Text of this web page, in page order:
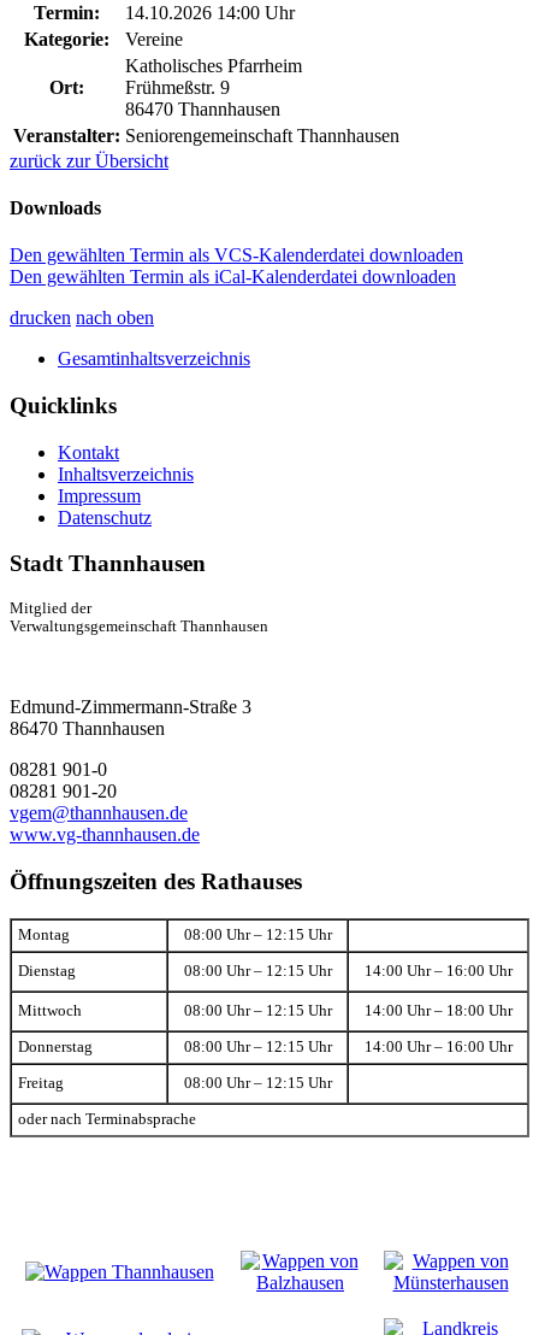
Termin:
14.10.2026 14:00 Uhr
Kategorie:
Vereine
Ort:
Katholisches Pfarrheim
Frühmeßstr. 9
86470 Thannhausen
Veranstalter: Seniorengemeinschaft Thannhausen
zurück zur Übersicht
Downloads
Den gewählten Termin als VCS-Kalenderdatei downloaden
Den gewählten Termin als iCal-Kalenderdatei downloaden
drucken nach oben
Gesamtinhaltsverzeichnis
Quicklinks
Kontakt
Inhaltsverzeichnis
Impressum
Datenschutz
Stadt Thannhausen
Mitglied der
Verwaltungsgemeinschaft Thannhausen
Edmund-Zimmermann-Straße 3
86470 Thannhausen
08281 901-0
08281 901-20
vgem@thannhausen.de
www.vg-thannhausen.de
Öffnungszeiten des Rathauses
Montag 08:00 Uhr – 12:15 Uhr
Dienstag 08:00 Uhr – 12:15 Uhr 14:00 Uhr – 16:00 Uhr
Mittwoch 08:00 Uhr – 12:15 Uhr 14:00 Uhr – 18:00 Uhr
Donnerstag 08:00 Uhr – 12:15 Uhr 14:00 Uhr – 16:00 Uhr
Freitag 08:00 Uhr – 12:15 Uhr
oder nach Terminabsprache